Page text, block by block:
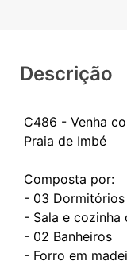
Descrição
C486 - Venha
Praia de Imbé
Composta por:
- 03 Dormitórios
- Sala e cozinha
- 02 Banheiros
- Forro em